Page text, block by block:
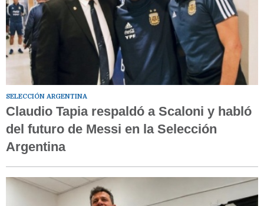
SELECCIÓN ARGENTINA
Claudio Tapia respaldó a Scaloni y habló
del futuro de Messi en la Selección
Argentina